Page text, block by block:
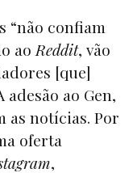
“não confiam
ao Reddit, vão
[que]
ao Gen,
as notícias. Por
oferta
,